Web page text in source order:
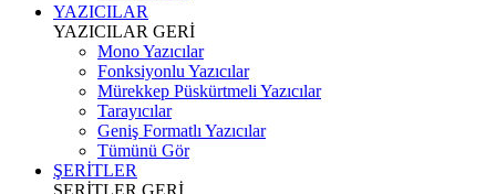
YAZICILAR
YAZICILAR GERİ
Mono Yazıcılar
Fonksiyonlu Yazıcılar
Mürekkep Püskürtmeli Yazıcılar
Tarayıcılar
Geniş Formatlı Yazıcılar
Tümünü Gör
ŞERİTLER
ŞERİTLER GERİ